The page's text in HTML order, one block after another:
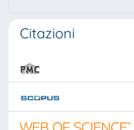
Citazioni